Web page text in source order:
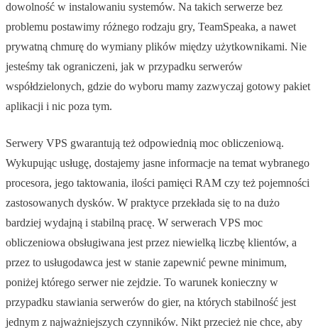
dowolność w instalowaniu systemów. Na takich serwerze bez
problemu postawimy różnego rodzaju gry, TeamSpeaka, a nawet
prywatną chmurę do wymiany plików między użytkownikami. Nie
jesteśmy tak ograniczeni, jak w przypadku serwerów
współdzielonych, gdzie do wyboru mamy zazwyczaj gotowy pakiet
aplikacji i nic poza tym.
Serwery VPS gwarantują też odpowiednią moc obliczeniową.
Wykupując usługę, dostajemy jasne informacje na temat wybranego
procesora, jego taktowania, ilości pamięci RAM czy też pojemności
zastosowanych dysków. W praktyce przekłada się to na dużo
bardziej wydajną i stabilną pracę. W serwerach VPS moc
obliczeniowa obsługiwana jest przez niewielką liczbę klientów, a
przez to usługodawca jest w stanie zapewnić pewne minimum,
poniżej którego serwer nie zejdzie. To warunek konieczny w
przypadku stawiania serwerów do gier, na których stabilność jest
jednym z najważniejszych czynników. Nikt przecież nie chce, aby